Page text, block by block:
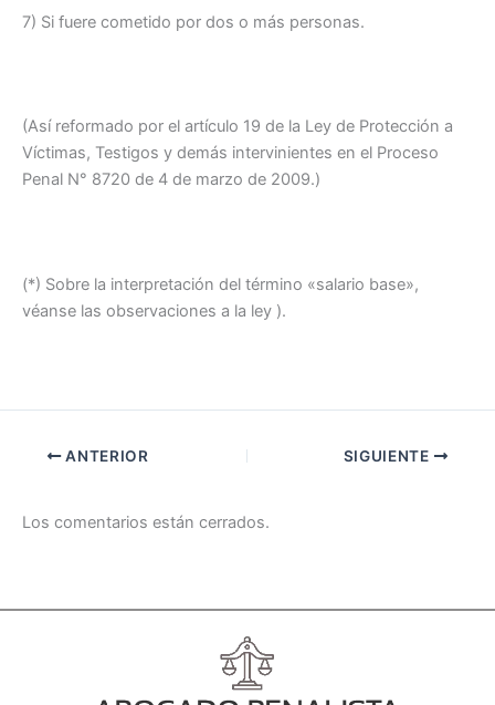
7) Si fuere cometido por dos o más personas.
(Así reformado por el artículo 19 de la Ley de Protección a
Víctimas, Testigos y demás intervinientes en el Proceso
Penal N° 8720 de 4 de marzo de 2009.)
(*) Sobre la interpretación del término «salario base»,
véanse las observaciones a la ley ).
ANTERIOR SIGUIENTE
Los comentarios están cerrados.